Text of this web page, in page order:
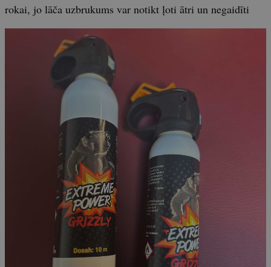
rokai, jo lāča uzbrukums var notikt ļoti ātri un negaidīti